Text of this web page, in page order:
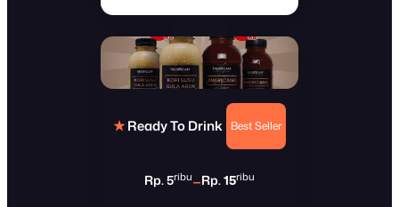
★Ready To Drink Best Seller
Rp. 5ribu–Rp.15ribu